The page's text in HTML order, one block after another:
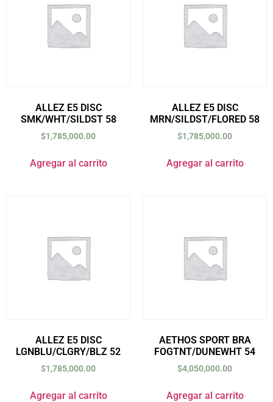
ALLEZ E5 DISC
SMK/WHT/SILDST 58
$1,785,000.00
Agregar al carrito
ALLEZ E5 DISC
MRN/SILDST/FLORED 58
$1,785,000.00
Agregar al carrito
ALLEZ E5 DISC
LGNBLU/CLGRY/BLZ 52
$1,785,000.00
Agregar al carrito
AETHOS SPORT BRA
FOGTNT/DUNEWHT 54
$4,050,000.00
Agregar al carrito